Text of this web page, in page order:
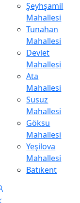
Şeyhşamil
Mahallesi
Tunahan
Mahallesi
Devlet
Mahallesi
Ata
Mahallesi
Susuz
Mahallesi
Göksu
Mahallesi
Yeşilova
Mahallesi
Batıkent